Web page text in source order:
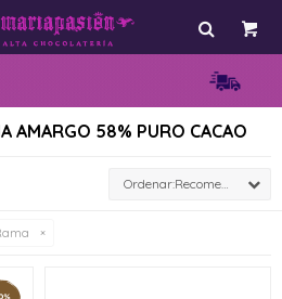
AMARGO 58% PURO CACAO
Recomendados